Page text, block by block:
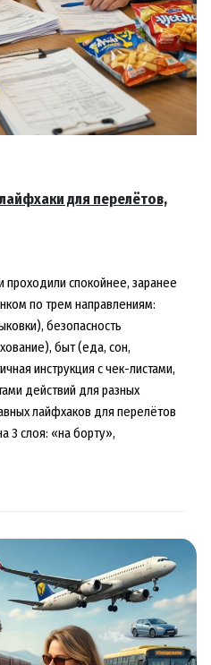
для перелётов,
спокойнее, заранее
по трем направлениям:
безопасность
быт (еда, сон,
инструкция с чек-листами,
действий для разных
лайфхаков для перелётов
3 слоя: «на борту»,